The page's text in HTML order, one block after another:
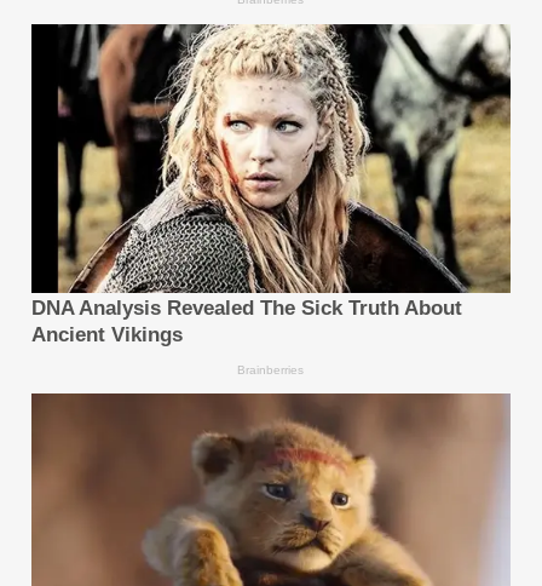
ที่มา :
ซิชั่น พีอาร์ นิวส์ไวร์ - FP Markets: AI ยังคงเป็น
ประเด็นสำคัญเมื่อ London Tech Week เปิดฉากขึ้น
http://www.prnasia.com/asia-
story/archive/4980573_TH80573_10